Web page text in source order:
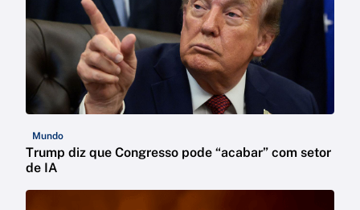
Mundo
Trump diz que Congresso pode “acabar” com setor
de IA